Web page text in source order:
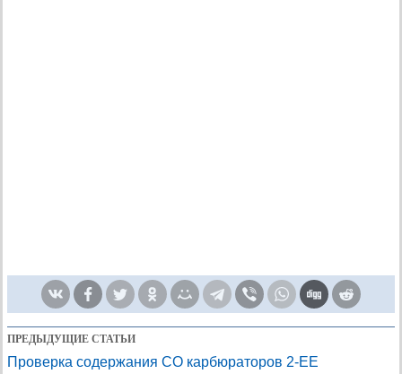
ПРЕДЫДУЩИЕ СТАТЬИ
Проверка содержания СО карбюраторов 2-ЕЕ